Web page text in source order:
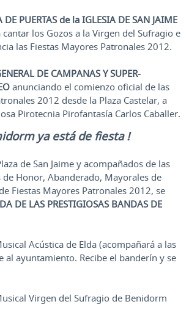
DE PUERTAS de la IGLESIA DE SAN JAIME
cantar los Gozos a la Virgen del Sufragio e
las Fiestas Mayores Patronales 2012.
DE CAMPANAS Y SUPER-
anunciando el comienzo oficial de las
2012 desde la Plaza Castelar, a
Pirotecnia Pirofantasía Carlos Caballer.
ya está de fiesta !
de San Jaime y acompañados de las
de Honor, Abanderado, Mayorales de
Fiestas Mayores Patronales 2012, se
DE LAS PRESTIGIOSAS BANDAS DE
Acústica de Elda (acompañará a las
al ayuntamiento. Recibe el banderín y se
Virgen del Sufragio de Benidorm